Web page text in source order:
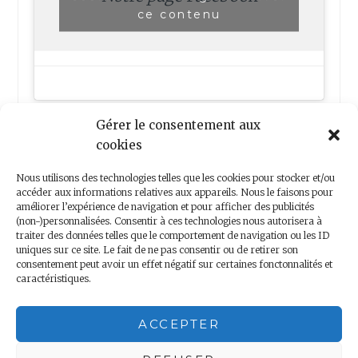
Gérer le consentement aux
cookies
Nous utilisons des technologies telles que les cookies pour stocker et/ou
accéder aux informations relatives aux appareils. Nous le faisons pour
améliorer l’expérience de navigation et pour afficher des publicités
(non-)personnalisées. Consentir à ces technologies nous autorisera à
traiter des données telles que le comportement de navigation ou les ID
uniques sur ce site. Le fait de ne pas consentir ou de retirer son
consentement peut avoir un effet négatif sur certaines fonctonnalités et
caractéristiques.
ACCEPTER
ce contenu
Nous contacter